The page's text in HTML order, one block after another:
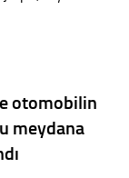
otomobilin
meydana